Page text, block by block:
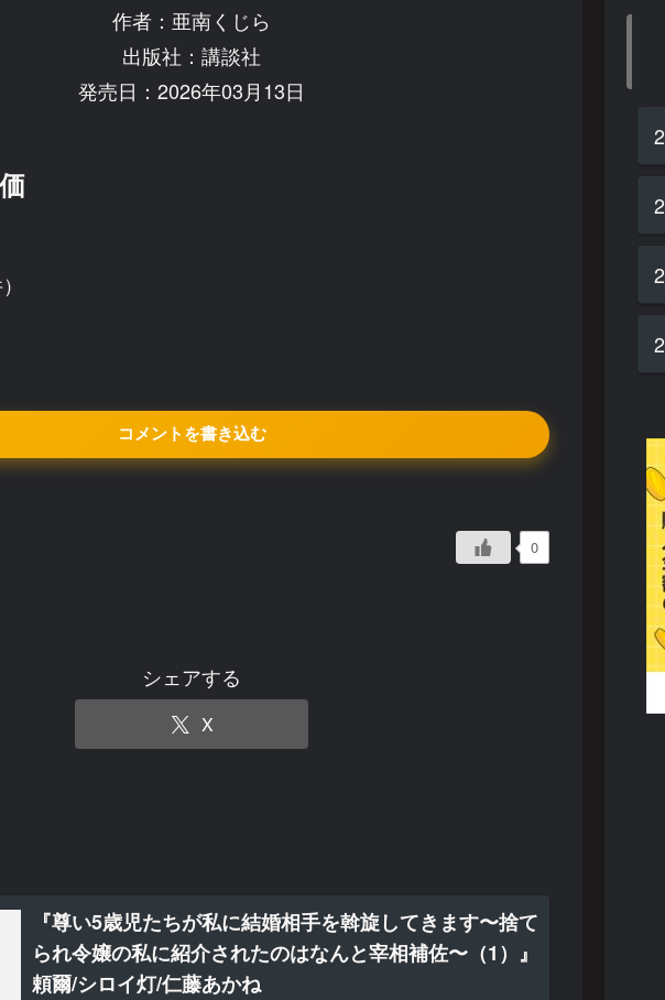
作者：亜南くじら
出版社：講談社
発売日：2026年03月13日
コメントを書き込む
0
シェアする
X
『尊い5歳児たちが私に結婚相手を斡旋してきます〜捨て
られ令嬢の私に紹介されたのはなんと宰相補佐〜（1）』
頼爾/シロイ灯/仁藤あかね